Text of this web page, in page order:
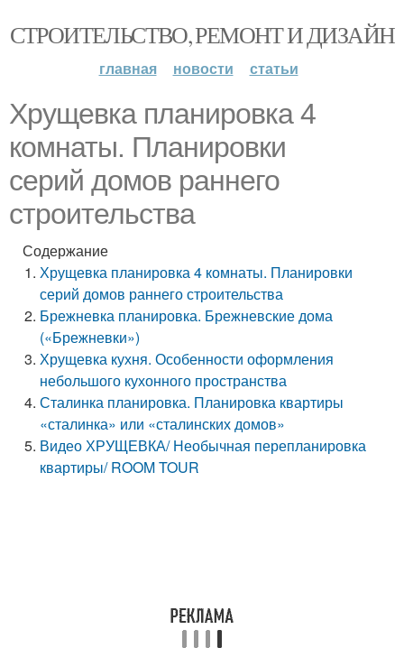
СТРОИТЕЛЬСТВО, РЕМОНТ И ДИЗАЙН
главная новости статьи
Хрущевка планировка 4
комнаты. Планировки
серий домов раннего
строительства
Содержание
Хрущевка планировка 4 комнаты. Планировки
серий домов раннего строительства
Брежневка планировка. Брежневские дома
(«Брежневки»)
Хрущевка кухня. Особенности оформления
небольшого кухонного пространства
Сталинка планировка. Планировка квартиры
«сталинка» или «сталинских домов»
Видео ХРУЩЕВКА/ Необычная перепланировка
квартиры/ ROOM TOUR